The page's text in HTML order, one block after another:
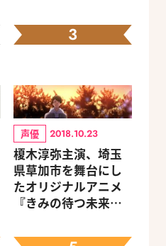
3
声優 2018.10.23
榎木淳弥主演、埼玉
県草加市を舞台にし
たオリジナルアニメ
『きみの待つ未来
トコメント到着